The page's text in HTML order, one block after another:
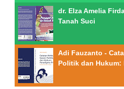
dr. Elza Amelia
Tanah Suci
Adi Fauzanto -
Politik dan Hukum: